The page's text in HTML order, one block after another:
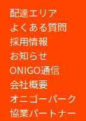
配達エリア
よくある質問
採用情報
お知らせ
ONIGO通信
会社概要
オニゴーパーク
協業パートナー